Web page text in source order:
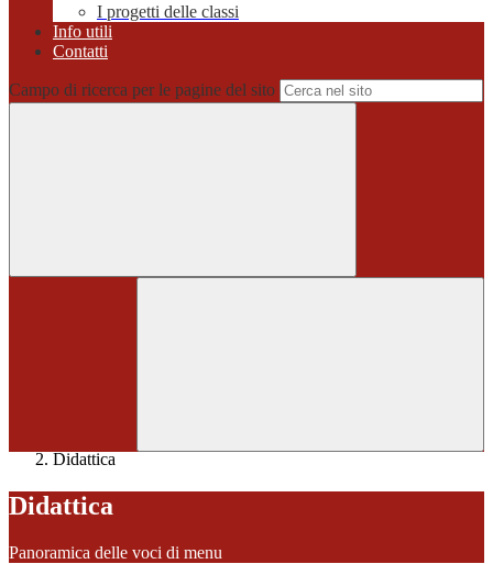
I progetti delle classi
Info utili
Contatti
Campo di ricerca per le pagine del sito
Didattica
Didattica
Panoramica delle voci di menu